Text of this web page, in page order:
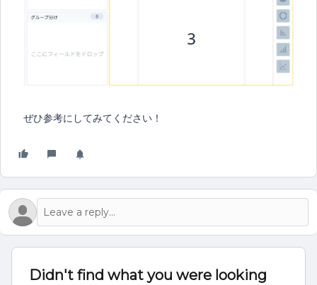
ぜひ参考にしてみてください！
Didn't find what you were looking